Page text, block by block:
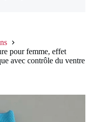
pour femme, effet
avec contrôle du ventre